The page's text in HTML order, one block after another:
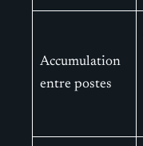
Accumulation
entre postes